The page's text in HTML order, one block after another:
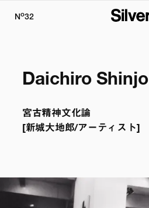
No32
Daichiro Shinjo
宮古精神文化論
[新城大地郎/アーティスト]